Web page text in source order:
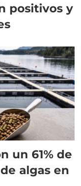
positivos y
un 61% de
algas en